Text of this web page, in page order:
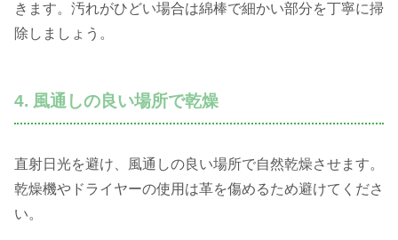
きます。汚れがひどい場合は綿棒で細かい部分を丁寧に掃
除しましょう。
4. 風通しの良い場所で乾燥
直射日光を避け、風通しの良い場所で自然乾燥させます。
乾燥機やドライヤーの使用は革を傷めるため避けてくださ
い。